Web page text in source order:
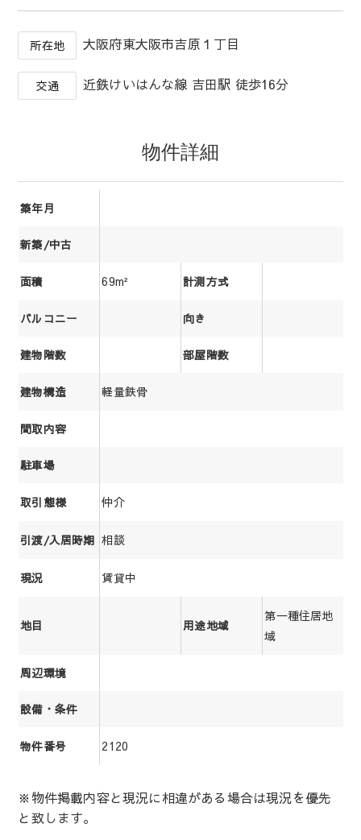
所在地 大阪府東大阪市吉原１丁目
交通 近鉄けいはんな線 吉田駅 徒歩16分
物件詳細
築年月
新築/中古
面積 69m² 計測方式
バルコニー 向き
建物階数 部屋階数
建物構造 軽量鉄骨
間取内容
駐車場
取引態様 仲介
引渡/入居時期 相談
現況 賃貸中
地目 用途地域
第一種住居地
域
周辺環境
設備・条件
物件番号 2120
※物件掲載内容と現況に相違がある場合は現況を優先
と致します。